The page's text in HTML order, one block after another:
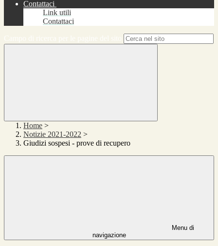
Contattaci
Link utili
Contattaci
Home >
Notizie 2021-2022 >
Giudizi sospesi - prove di recupero
Menu di
navigazione